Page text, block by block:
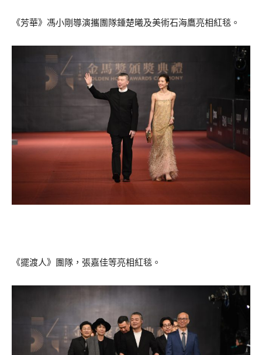
《芳華》馮小剛導演攜團隊鍾楚曦及美術石海鷹亮相紅毯。
《擺渡人》團隊，張嘉佳等亮相紅毯。